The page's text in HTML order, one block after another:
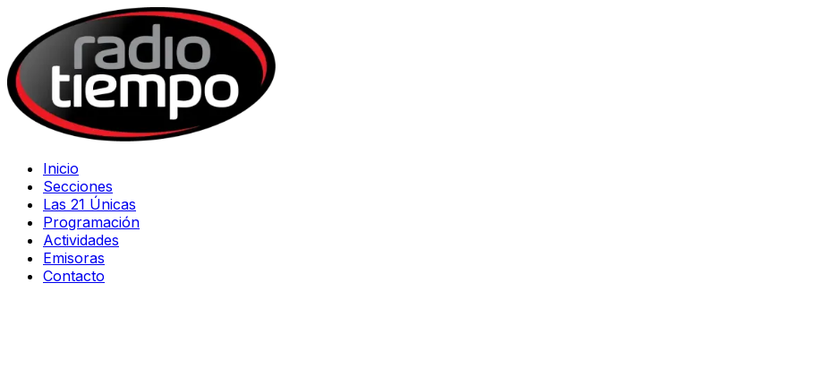
Inicio
Secciones
Las 21 Únicas
Programación
Actividades
Emisoras
Contacto